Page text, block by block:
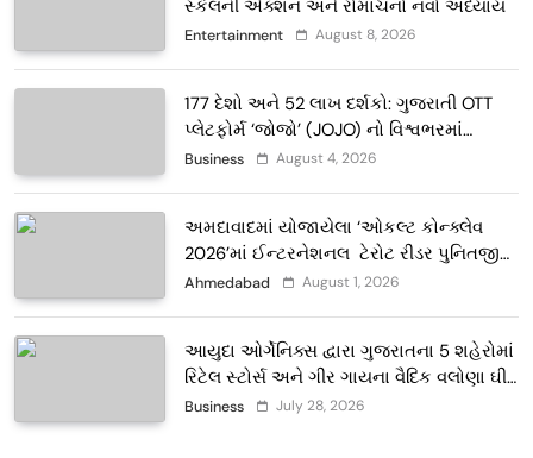
સ્કેલની એક્શન અને રોમાંચનો નવો અધ્યાય
Entertainment August 8, 2026
177 દેશો અને 52 લાખ દર્શકો: ગુજરાતી OTT
પ્લેટફોર્મ ‘જોજો’ (JOJO) નો વિશ્વભરમાં
દબદબો
Business August 4, 2026
અમદાવાદમાં યોજાયેલા ‘ઓકલ્ટ કોન્ક્લેવ
2026’માં ઈન્ટરનેશનલ ટેરોટ રીડર પુનિતજી
લુલ્લા એ ટેરોટ કાર્ડ રીડિંગ અંગે માહિતી આપી
Ahmedabad August 1, 2026
આયુદા ઓર્ગેનિક્સ દ્વારા ગુજરાતના 5 શહેરોમાં
રિટેલ સ્ટોર્સ અને ગીર ગાયના વૈદિક વલોણા ઘી-
દૂધની શુદ્ધ સેવાઓ સાથે વ્યાપક વિસ્તરણ
Business July 28, 2026